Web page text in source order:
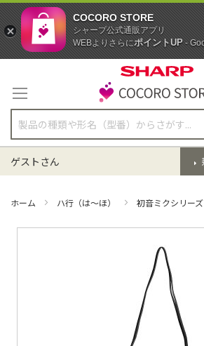
テ
ン
ツ
に
ス
キ
ッ
ゲストさん
ホーム ハ行（は～ほ） 初音ミクシリーズ
COCORO STORE
シャープ公式通販アプリ
WEBよりさらにポイントUP-